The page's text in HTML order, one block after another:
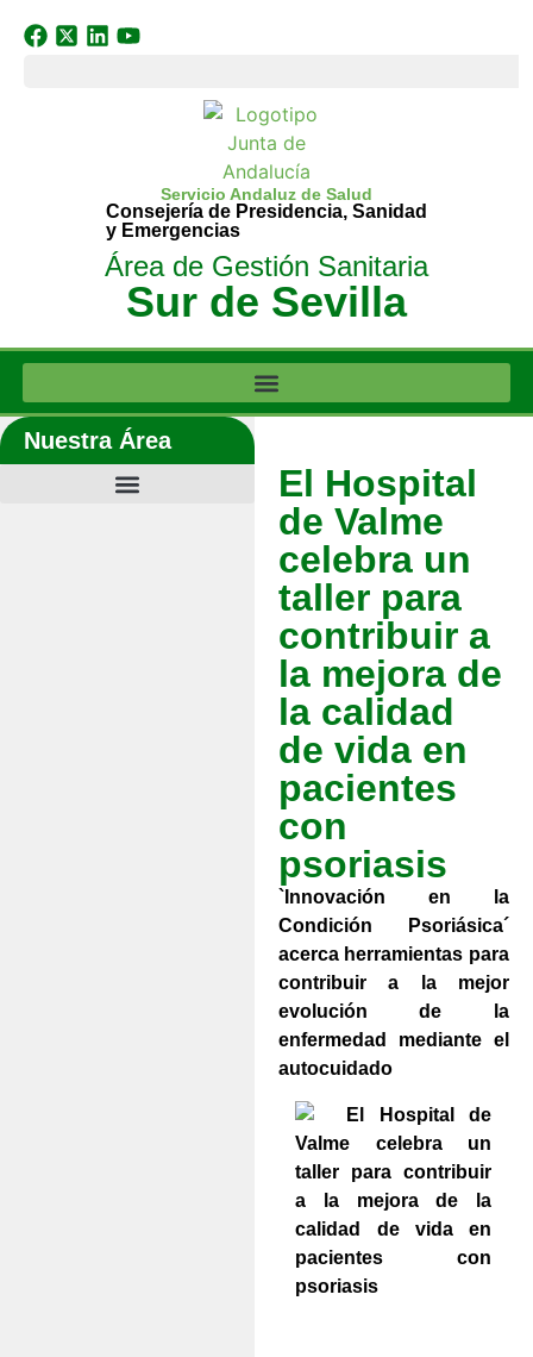
Servicio Andaluz de Salud
Consejería de Presidencia, Sanidad
y Emergencias
Área de Gestión Sanitaria
Sur de Sevilla
Nuestra Área
El Hospital
de Valme
celebra un
taller para
contribuir a
la mejora de
la calidad
de vida en
pacientes
con
psoriasis
`Innovación en la
Condición Psoriásica´
acerca herramientas para
contribuir a la mejor
evolución de la
enfermedad mediante el
autocuidado